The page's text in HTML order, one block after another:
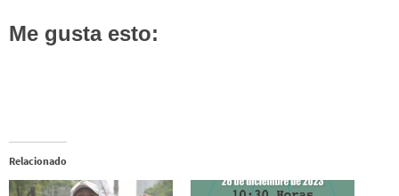
Me gusta esto:
Relacionado